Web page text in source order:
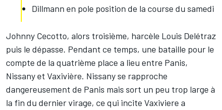
Dillmann en pole position de la course du samedi
Johnny Cecotto, alors troisième, harcèle Louis Delétraz
puis le dépasse. Pendant ce temps, une bataille pour le
compte de la quatrième place a lieu entre Panis,
Nissany et Vaxivière. Nissany se rapproche
dangereusement de Panis mais sort un peu trop large à
la fin du dernier virage, ce qui incite Vaxiviere a